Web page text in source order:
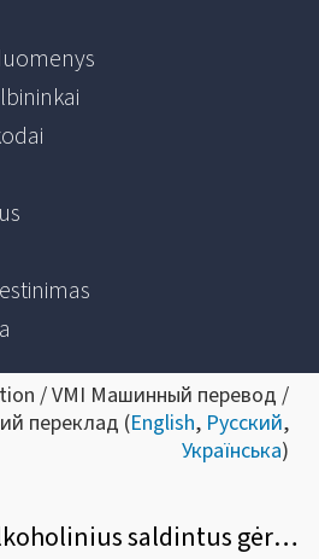
/ VMI Машинный перевод /
переклад (English, Русский,
Українська)
Dėl Akcizų už nealkoholinius saldintus gėrimus mokėtojų registravimo taisyklių patvirtinimo